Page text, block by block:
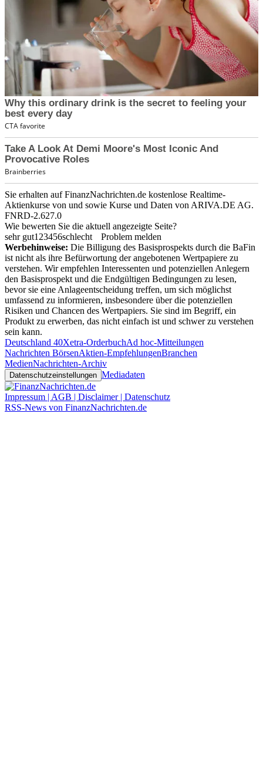
Sie erhalten auf FinanzNachrichten.de kostenlose Realtime-
Aktienkurse von und sowie Kurse und Daten von ARIVA.DE AG.
FNRD-2.627.0
Wie bewerten Sie die aktuell angezeigte Seite?
sehr gut1 23456schlecht
Problem melden
Werbehinweise: Die Billigung des Basisprospekts durch die BaFin
ist nicht als ihre Befürwortung der angebotenen Wertpapiere zu
verstehen. Wir empfehlen Interessenten und potenziellen Anlegern
den Basisprospekt und die Endgültigen Bedingungen zu lesen,
bevor sie eine Anlageentscheidung treffen, um sich möglichst
umfassend zu informieren, insbesondere über die potenziellen
Risiken und Chancen des Wertpapiers. Sie sind im Begriff, ein
Produkt zu erwerben, das nicht einfach ist und schwer zu verstehen
sein kann.
Deutschland 40Xetra-OrderbuchAd hoc-Mitteilungen
Nachrichten BörsenAktien-EmpfehlungenBranchen
MedienNachrichten-Archiv
Datenschutzeinstellungen Mediadaten
Impressum | AGB | Disclaimer | Datenschutz
RSS-News von FinanzNachrichten.de